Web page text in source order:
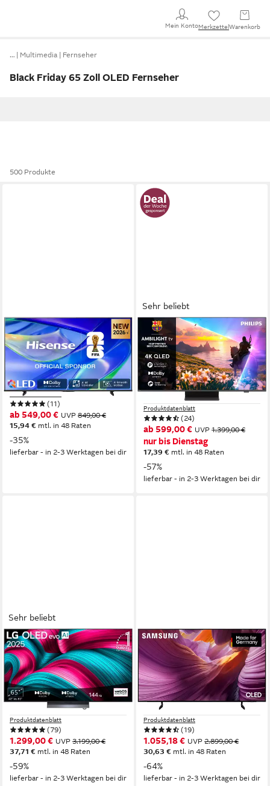
Mein KontoMerkzettel Warenkorb
… Multimedia Fernseher
Black Friday 65 Zoll OLED Fernseher
500 Produkte
HISENSE
65E7S QLED-Fernseher
164 cm/65 Zoll Diagonale
QLED Bildschirmtechnologie
4K Ultra HD Auflösung
Produktdatenblatt
(11)
ab 549,00 € UVP 849,00 €
15,94 € mtl. in 48 Raten
-35%
lieferbar - in 2-3 Werktagen bei dir
Sehr beliebt
PHILIPS
65PUS8600/12 QLED-
Fernseher
164 cm/65 Zoll Diagonale
QLED Bildschirmtechnologie
4K Ultra HD Auflösung
Produktdatenblatt
(24)
ab 599,00 € UVP 1.399,00 €
nur bis Dienstag
17,39 € mtl. in 48 Raten
-57%
lieferbar - in 2-3 Werktagen bei dir
Sehr beliebt
LG
OLED65C5ELB OLED-
Fernseher
164 cm/65 Zoll Diagonale
OLED evo Bildschirmtechnologie
4K Ultra HD Auflösung
Produktdatenblatt
(79)
1.299,00 € UVP 3.199,00 €
37,71 € mtl. in 48 Raten
-59%
lieferbar - in 2-3 Werktagen bei dir
SAMSUNG
GQ65S85FAE OLED-
Fernseher
163 cm/65 Zoll Diagonale
OLED Bildschirmtechnologie
4K Ultra HD
Produktdatenblatt
(19)
1.055,18 € UVP 2.899,00 €
30,63 € mtl. in 48 Raten
-64%
lieferbar - in 2-3 Werktagen bei dir